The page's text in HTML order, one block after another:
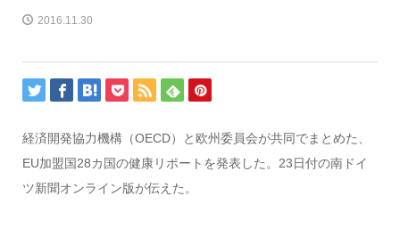
2016.11.30
経済開発協力機構（OECD）と欧州委員会が共同でまとめた、
EU加盟国28カ国の健康リポートを発表した。23日付の南ドイ
ツ新聞オンライン版が伝えた。